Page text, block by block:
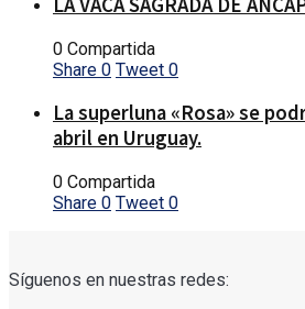
0 Compartida
Share 0 Tweet 0
La superluna «Rosa» se
abril en Uruguay.
0 Compartida
Share 0 Tweet 0
Síguenos en nuestras redes: